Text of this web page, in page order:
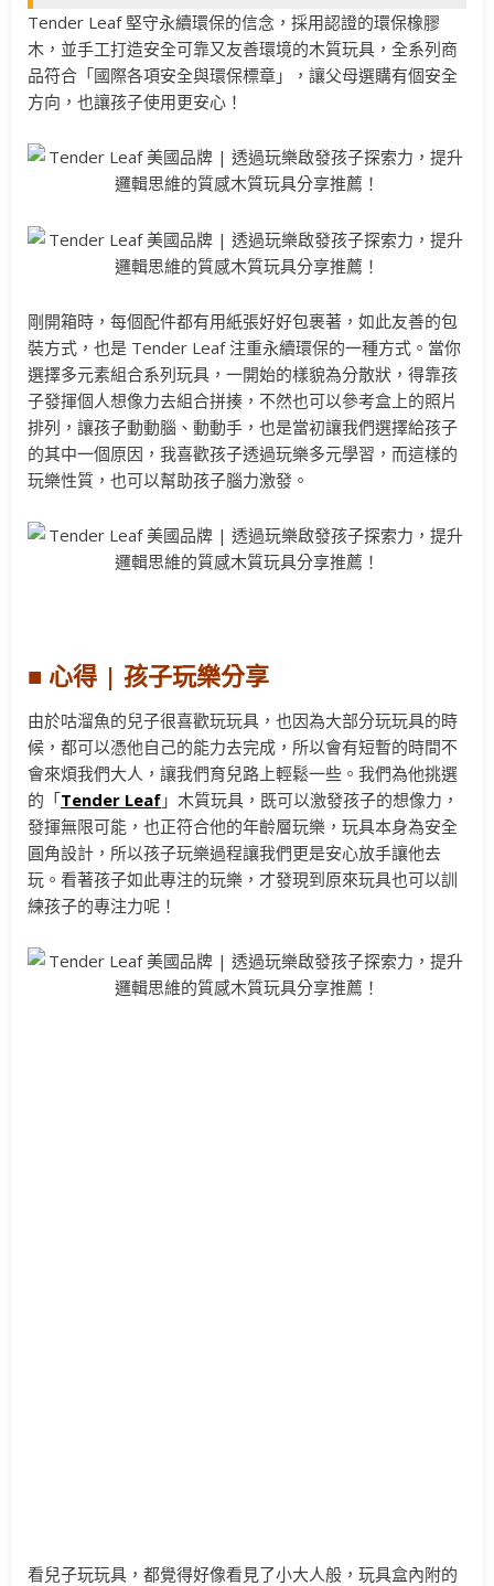
Tender Leaf 堅守永續環保的信念，採用認證的環保橡膠
木，並手工打造安全可靠又友善環境的木質玩具，全系列商
品符合「國際各項安全與環保標章」，讓父母選購有個安全
方向，也讓孩子使用更安心！
剛開箱時，每個配件都有用紙張好好包裹著，如此友善的包
裝方式，也是 Tender Leaf 注重永續環保的一種方式。當你
選擇多元素組合系列玩具，一開始的樣貌為分散狀，得靠孩
子發揮個人想像力去組合拼揍，不然也可以參考盒上的照片
排列，讓孩子動動腦、動動手，也是當初讓我們選擇給孩子
的其中一個原因，我喜歡孩子透過玩樂多元學習，而這樣的
玩樂性質，也可以幫助孩子腦力激發。
■ 心得 | 孩子玩樂分享
由於咕溜魚的兒子很喜歡玩玩具，也因為大部分玩玩具的時
候，都可以憑他自己的能力去完成，所以會有短暫的時間不
會來煩我們大人，讓我們育兒路上輕鬆一些。我們為他挑選
的「Tender Leaf 」木質玩具，既可以激發孩子的想像力，
發揮無限可能，也正符合他的年齡層玩樂，玩具本身為安全
圓角設計，所以孩子玩樂過程讓我們更是安心放手讓他去
玩。看著孩子如此專注的玩樂，才發現到原來玩具也可以訓
練孩子的專注力呢！
看兒子玩玩具，都覺得好像看見了小大人般，玩具盒內附的